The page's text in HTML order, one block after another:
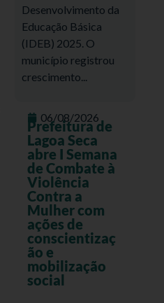
Desenvolvimento da
Educação Básica
(IDEB) 2025. O
município registrou
crescimento...
06/08/2026
Prefeitura de
Lagoa Seca
abre I Semana
de Combate à
Violência
Contra a
Mulher com
ações de
conscientizaç
ão e
mobilização
social